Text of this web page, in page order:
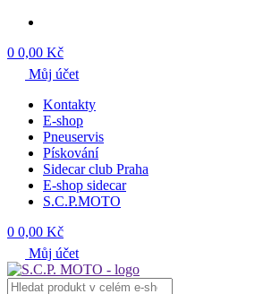
0 0,00 Kč
Můj účet
Kontakty
E-shop
Pneuservis
Pískování
Sidecar club Praha
E-shop sidecar
S.C.P.MOTO
0 0,00 Kč
Můj účet